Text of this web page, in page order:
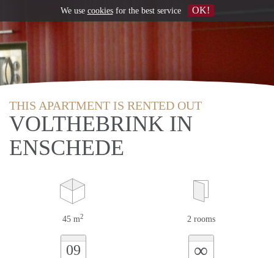
THIS APARTMENT IS RENTED OUT
VOLTHEBRINK IN
ENSCHEDE
45 m2 2 rooms
09 ∞
We use cookiesfor the best service OK!